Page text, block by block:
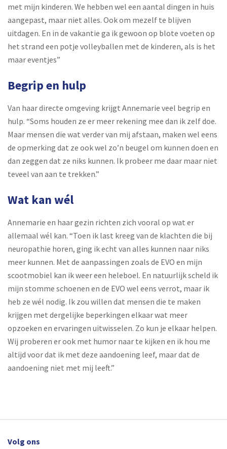
met mijn kinderen. We hebben wel een aantal dingen in huis
aangepast, maar niet alles. Ook om mezelf te blijven
uitdagen. En in de vakantie ga ik gewoon op blote voeten op
het strand een potje volleyballen met de kinderen, als is het
maar eventjes”
Begrip en hulp
Van haar directe omgeving krijgt Annemarie veel begrip en
hulp. “Soms houden ze er meer rekening mee dan ik zelf doe.
Maar mensen die wat verder van mij afstaan, maken wel eens
de opmerking dat ze ook wel zo’n beugel om kunnen doen en
dan zeggen dat ze niks kunnen. Ik probeer me daar maar niet
teveel van aan te trekken.”
Wat kan wél
Annemarie en haar gezin richten zich vooral op wat er
allemaal wél kan. “Toen ik last kreeg van de klachten die bij
neuropathie horen, ging ik echt van alles kunnen naar niks
meer kunnen. Met de aanpassingen zoals de EVO en mijn
scootmobiel kan ik weer een heleboel. En natuurlijk scheld ik
mijn stomme schoenen en de EVO wel eens verrot, maar ik
heb ze wél nodig. Ik zou willen dat mensen die te maken
krijgen met dergelijke beperkingen elkaar wat meer
opzoeken en ervaringen uitwisselen. Zo kun je elkaar helpen.
Wij proberen er ook met humor naar te kijken en ik hou me
altijd voor dat ik met deze aandoening leef, maar dat de
aandoening niet met mij leeft.”
Volg ons